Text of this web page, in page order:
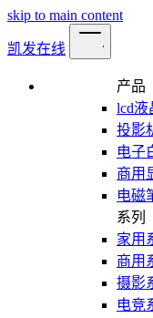
skip to main content
凯发在线
产品
lcd液
投影
电子
商用
电磁
系列
家用
商用
摄影
电竞